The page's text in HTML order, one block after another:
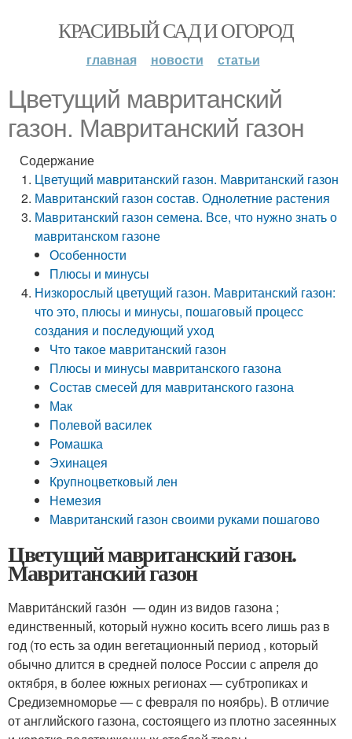
КРАСИВЫЙ САД И ОГОРОД
главная новости статьи
Цветущий мавританский
газон. Мавританский газон
Содержание
Цветущий мавританский газон. Мавританский газон
Мавританский газон состав. Однолетние растения
Мавританский газон семена. Все, что нужно знать о
мавританском газоне
Особенности
Плюсы и минусы
Низкорослый цветущий газон. Мавританский газон:
что это, плюсы и минусы, пошаговый процесс
создания и последующий уход
Что такое мавританский газон
Плюсы и минусы мавританского газона
Состав смесей для мавританского газона
Мак
Полевой василек
Ромашка
Эхинацея
Крупноцветковый лен
Немезия
Мавританский газон своими руками пошагово
Цветущий мавританский газон.
Мавританский газон
Маврита́нский газо́н — один из видов газона ;
единственный, который нужно косить всего лишь раз в
год (то есть за один вегетационный период , который
обычно длится в средней полосе России с апреля до
октября, в более южных регионах — субтропиках и
Средиземноморье — с февраля по ноябрь). В отличие
от английского газона, состоящего из плотно засеянных